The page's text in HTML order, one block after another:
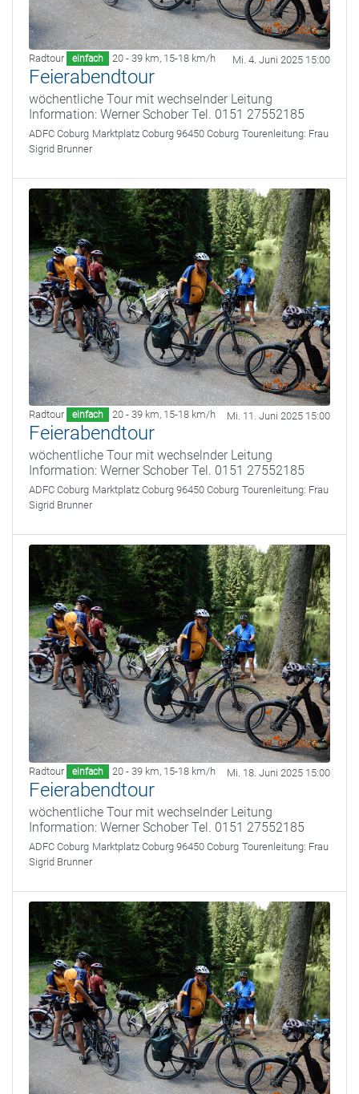
Radtour einfach 20 - 39 km, 15-18 km/h Mi. 4. Juni 2025 15:00
Feierabendtour
wöchentliche Tour mit wechselnder Leitung
Information: Werner Schober Tel. 0151 27552185
ADFC Coburg Marktplatz Coburg 96450 Coburg Tourenleitung: Frau
Sigrid Brunner
Radtour einfach 20 - 39 km, 15-18 km/h Mi. 11. Juni 2025 15:00
Feierabendtour
wöchentliche Tour mit wechselnder Leitung
Information: Werner Schober Tel. 0151 27552185
ADFC Coburg Marktplatz Coburg 96450 Coburg Tourenleitung: Frau
Sigrid Brunner
Radtour einfach 20 - 39 km, 15-18 km/h Mi. 18. Juni 2025 15:00
Feierabendtour
wöchentliche Tour mit wechselnder Leitung
Information: Werner Schober Tel. 0151 27552185
ADFC Coburg Marktplatz Coburg 96450 Coburg Tourenleitung: Frau
Sigrid Brunner